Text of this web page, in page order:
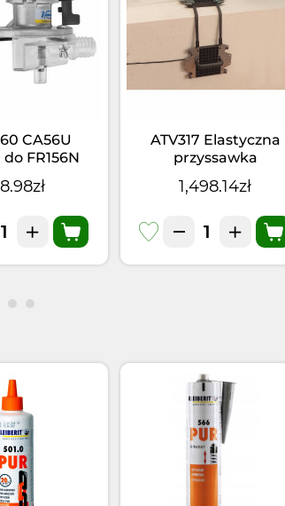
CA56U
do FR156N
ATV317 Elastyczna
przyssawka
próżniowado
1,498.14zł